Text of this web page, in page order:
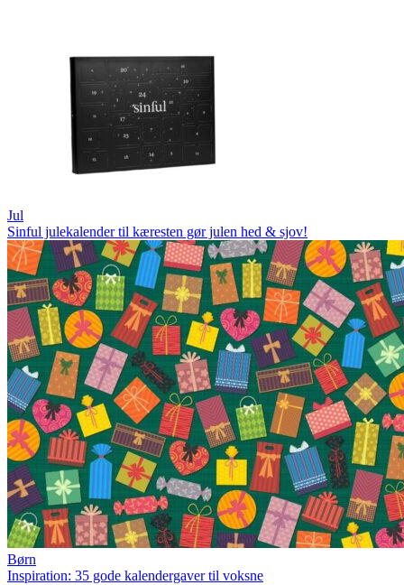
Jul
Sinful julekalender til kæresten gør julen hed & sjov!
Børn
Inspiration: 35 gode kalendergaver til voksne